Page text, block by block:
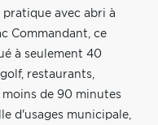
avec abri à
Commandant, ce
à seulement 40
restaurants,
moins de 90 minutes
d'usages municipale,